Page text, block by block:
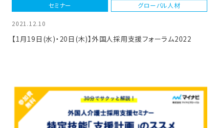
セミナー グローバル人材
2021.12.10
【1月19日(水)・20日(木)】外国人採用支援フォーラム2022